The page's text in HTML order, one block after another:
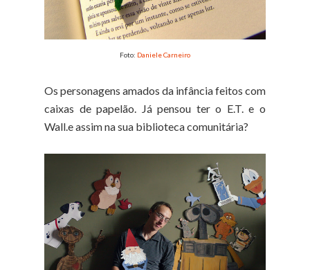
Foto: Daniele Carneiro
Os personagens amados da infância feitos com
caixas de papelão. Já pensou ter o E.T. e o
Wall.e assim na sua biblioteca comunitária?